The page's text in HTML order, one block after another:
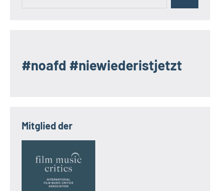
#noafd #niewiederistjetzt
Mitglied der